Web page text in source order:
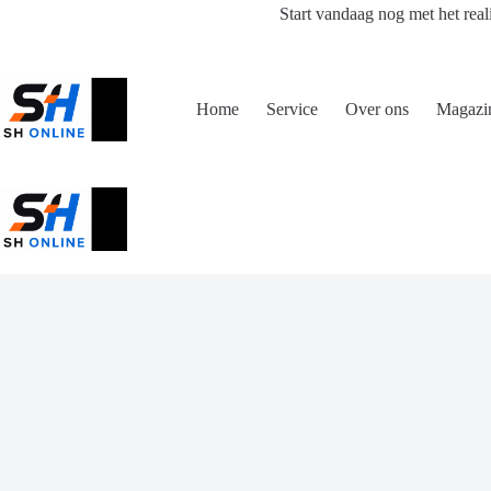
Start vandaag nog met het
Home Service Over ons